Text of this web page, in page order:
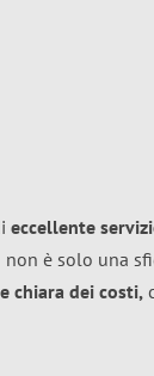
eccellente
non è solo una
chiara dei costi,